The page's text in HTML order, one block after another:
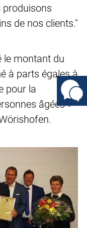
produisons
de nos clients."
le montant du
à parts égales à
pour la
âgées »